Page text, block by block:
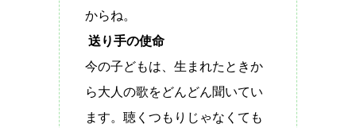
からね。
送り手の使命
今の子どもは、生まれたときか
ら大人の歌をどんどん聞いてい
ます。聴くつもりじゃなくても